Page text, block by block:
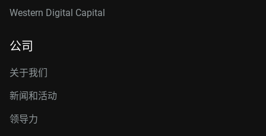
Western Digital Capital
公司
关于我们
新闻和活动
领导力